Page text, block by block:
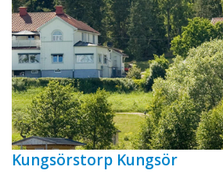
Kungsörstorp Kungsör